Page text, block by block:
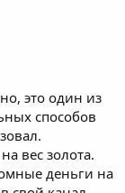
это один из
способов
вес золота.
деньги на